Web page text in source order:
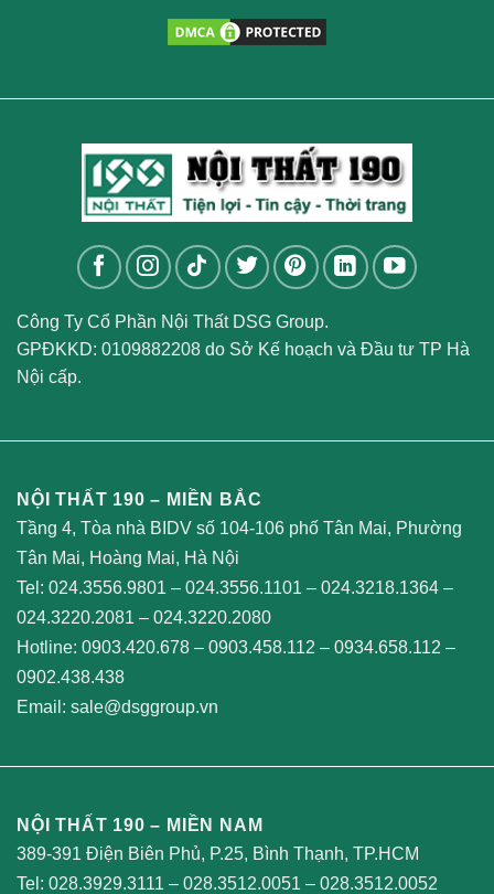
Công Ty Cổ Phần Nội Thất DSG Group.
GPĐKKD: 0109882208 do Sở Kế hoạch và Đầu tư TP Hà
Nội cấp.
NỘI THẤT 190 – MIỀN BẮC
Tầng 4, Tòa nhà BIDV số 104-106 phố Tân Mai, Phường
Tân Mai, Hoàng Mai, Hà Nội
Tel: 024.3556.9801 – 024.3556.1101 – 024.3218.1364 –
024.3220.2081 – 024.3220.2080
Hotline: 0903.420.678 – 0903.458.112 – 0934.658.112 –
0902.438.438
Email: sale@dsggroup.vn
NỘI THẤT 190 – MIỀN NAM
389-391 Điện Biên Phủ, P.25, Bình Thạnh, TP.HCM
Tel: 028.3929.3111 – 028.3512.0051 – 028.3512.0052